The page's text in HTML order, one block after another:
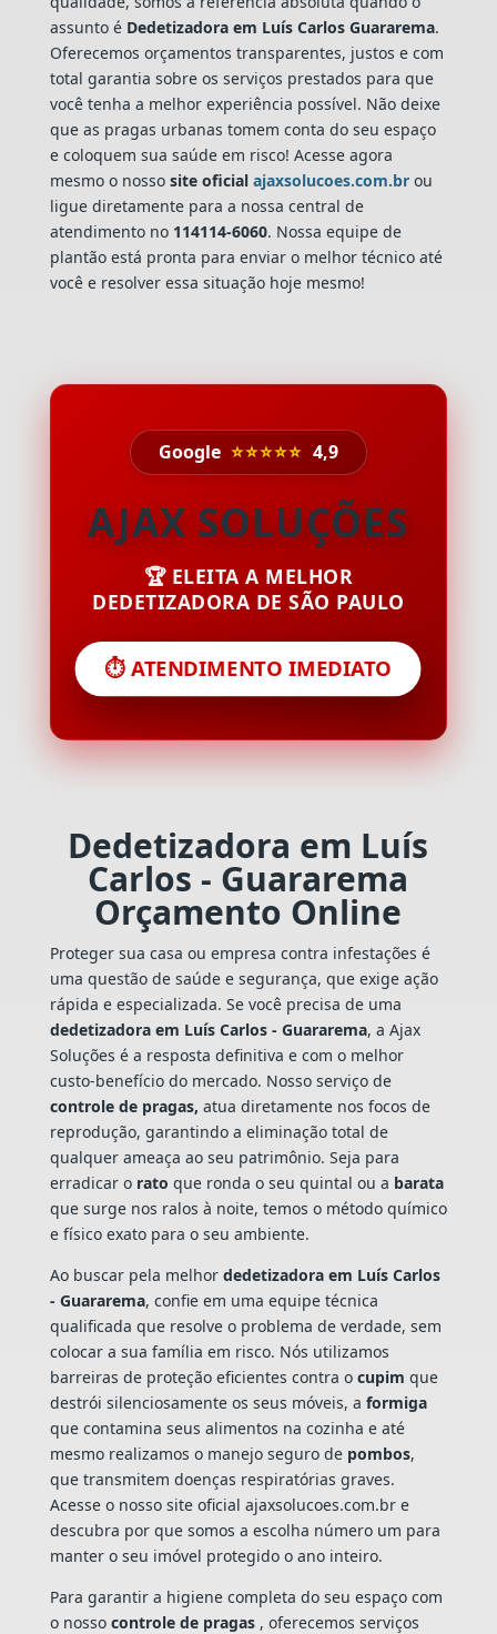
assunto é Dedetizadora em Luís Carlos Guararema.
Oferecemos orçamentos transparentes, justos e com
total garantia sobre os serviços prestados para que
você tenha a melhor experiência possível. Não deixe
que as pragas urbanas tomem conta do seu espaço
e coloquem sua saúde em risco! Acesse agora
mesmo o nossosite oficial ajaxsolucoes.com.brou
ligue diretamente para a nossa central de
atendimento no 114114-6060. Nossa equipe de
plantão está pronta para enviar o melhor técnico até
você e resolver essa situação hoje mesmo!
Google ⭐⭐⭐⭐⭐ 4,9
AJAX SOLUÇÕES
🏆 ELEITA A MELHOR
DEDETIZADORA DE SÃO PAULO
⏱️ ATENDIMENTO IMEDIATO
Dedetizadora em Luís
Carlos - Guararema
Orçamento Online
Proteger sua casa ou empresa contra infestações é
uma questão de saúde e segurança, que exige ação
rápida e especializada. Se você precisa de uma
dedetizadora em Luís Carlos - Guararema, a Ajax
Soluções é a resposta definitiva e com o melhor
custo-benefício do mercado. Nosso serviço de
controle de pragas, atua diretamente nos focos de
reprodução, garantindo a eliminação total de
qualquer ameaça ao seu patrimônio. Seja para
erradicar o rato que ronda o seu quintal ou a barata
que surge nos ralos à noite, temos o método químico
e físico exato para o seu ambiente.
Ao buscar pela melhor dedetizadora em Luís Carlos
- Guararema, confie em uma equipe técnica
qualificada que resolve o problema de verdade, sem
colocar a sua família em risco. Nós utilizamos
barreiras de proteção eficientes contra o cupim que
destrói silenciosamente os seus móveis, a formiga
que contamina seus alimentos na cozinha e até
mesmo realizamos o manejo seguro de pombos,
que transmitem doenças respiratórias graves.
Acesse o nosso site oficial ajaxsolucoes.com.br e
descubra por que somos a escolha número um para
manter o seu imóvel protegido o ano inteiro.
Para garantir a higiene completa do seu espaço com
o nosso controle de pragas , oferecemos serviços